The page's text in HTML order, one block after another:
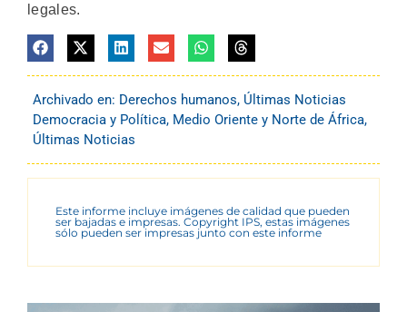
legales.
Archivado en: Derechos humanos, Últimas Noticias
Democracia y Política, Medio Oriente y Norte de África,
Últimas Noticias
Este informe incluye imágenes de calidad que pueden
ser bajadas e impresas. Copyright IPS, estas imágenes
sólo pueden ser impresas junto con este informe